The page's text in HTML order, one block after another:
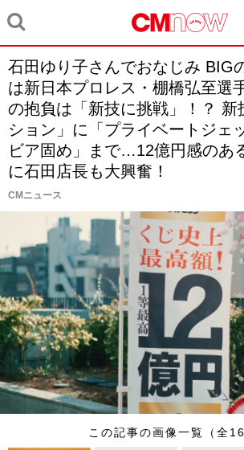
石田ゆり子さんでおなじみ BIG
は新日本プロレス・棚橋弘至選
の抱負は「新技に挑戦」！？ 新
ション」に「プライベートジェ
ビア固め」まで…12億円感のあ
に石田店長も大興奮！
CMニュース
この記事の画像一覧（全16